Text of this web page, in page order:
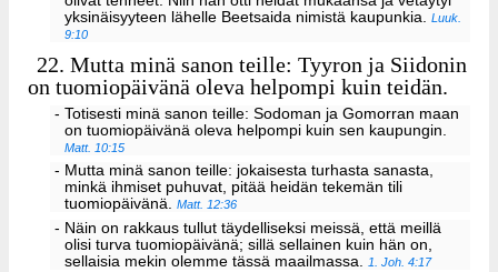
yksinäisyyteen lähelle Beetsaida nimistä kaupunkia.Luuk.
9:10
22. Mutta minä sanon teille: Tyyron ja Siidonin
on tuomiopäivänä oleva helpompi kuin teidän.
- Totisesti minä sanon teille: Sodoman ja Gomorran maan
on tuomiopäivänä oleva helpompi kuin sen kaupungin.
Matt. 10:15
- Mutta minä sanon teille: jokaisesta turhasta sanasta,
minkä ihmiset puhuvat, pitää heidän tekemän tili
tuomiopäivänä.Matt. 12:36
- Näin on rakkaus tullut täydelliseksi meissä, että meillä
olisi turva tuomiopäivänä; sillä sellainen kuin hän on,
sellaisia mekin olemme tässä maailmassa.1. Joh. 4:17